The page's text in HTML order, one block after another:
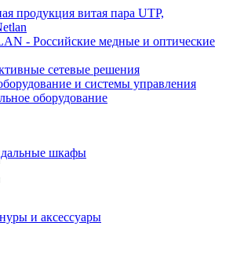
продукция витая пара UTP,
- Российские медные и оптические
сетевые решения
и системы управления
оборудование
шкафы
и аксессуары